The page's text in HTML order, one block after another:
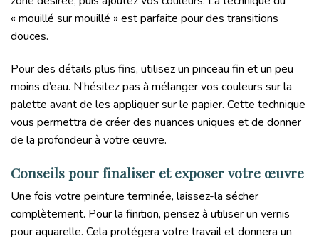
« mouillé sur mouillé » est parfaite pour des transitions
douces.
Pour des détails plus fins, utilisez un pinceau fin et un peu
moins d’eau. N’hésitez pas à mélanger vos couleurs sur la
palette avant de les appliquer sur le papier. Cette technique
vous permettra de créer des nuances uniques et de donner
de la profondeur à votre œuvre.
Conseils pour finaliser et exposer votre œuvre
Une fois votre peinture terminée, laissez-la sécher
complètement. Pour la finition, pensez à utiliser un vernis
pour aquarelle. Cela protégera votre travail et donnera un